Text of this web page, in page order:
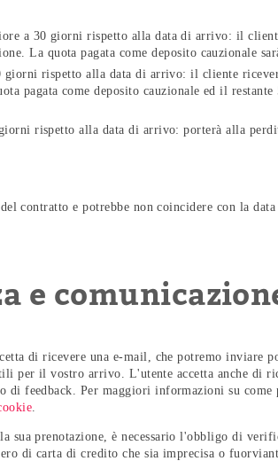
a 30 giorni rispetto alla data di arrivo: il
La quota pagata come deposito cauzionale
rispetto alla data di arrivo: il cliente
pagata come deposito cauzionale ed il
rispetto alla data di arrivo: porterà alla
contratto e potrebbe non coincidere con la
e
di ricevere una e-mail, che potremo inviare
per il vostro arrivo. L'utente accetta anche di
di feedback. Per maggiori informazioni su
sua prenotazione, è necessario l'obbligo di
di carta di credito che sia imprecisa o